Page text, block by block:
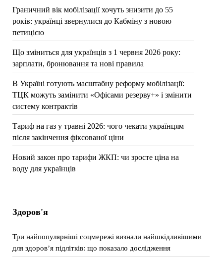
Граничний вік мобілізації хочуть знизити до 55
років: українці звернулися до Кабміну з новою
петицією
Що зміниться для українців з 1 червня 2026 року:
зарплати, бронювання та нові правила
В Україні готують масштабну реформу мобілізації:
ТЦК можуть замінити «Офісами резерву+» і змінити
систему контрактів
Тариф на газ у травні 2026: чого чекати українцям
після закінчення фіксованої ціни
Новий закон про тарифи ЖКП: чи зросте ціна на
воду для українців
Здоров'я
Три найпопулярніші соцмережі визнали найшкідливішими
для здоров’я підлітків: що показало дослідження